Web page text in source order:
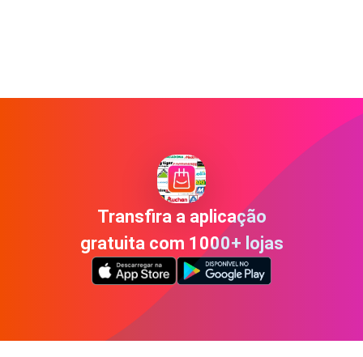
Transfira a aplicação
gratuita com 1000+ lojas